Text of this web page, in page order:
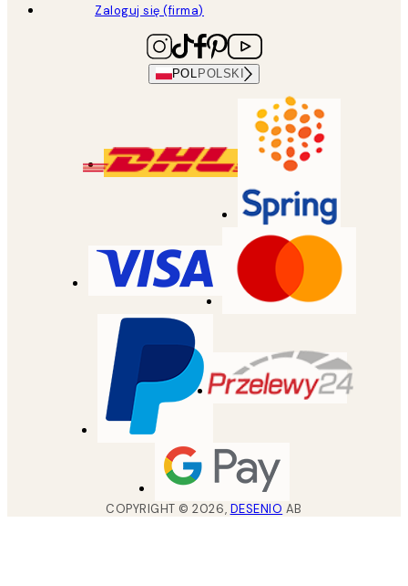
Zaloguj się (firma)
POL POLSKI
COPYRIGHT ©2026, DESENIO AB